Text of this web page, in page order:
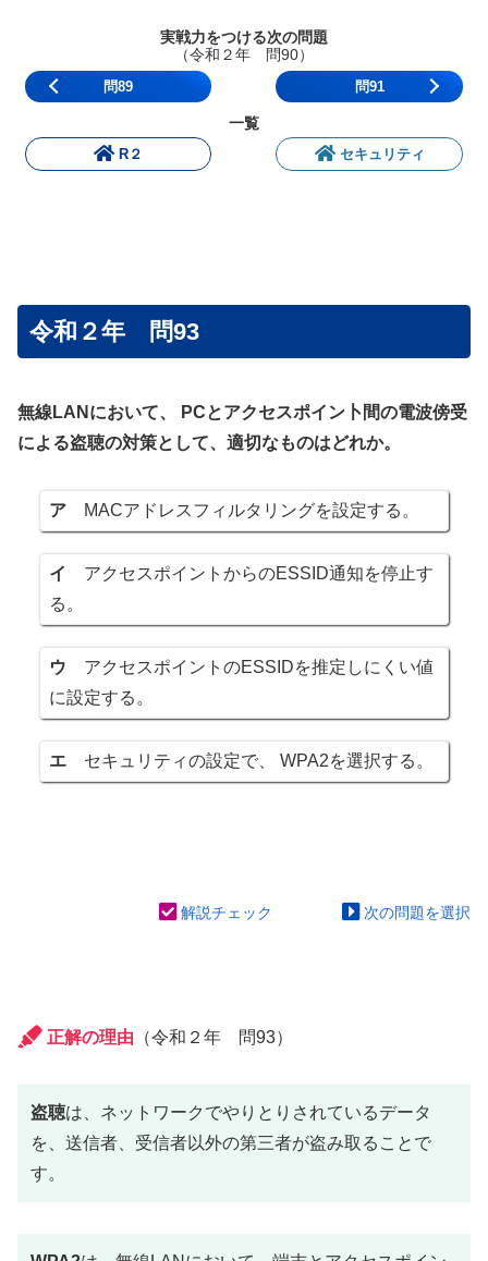
実戦力をつける次の問題
（令和２年 問90）
問89 問91
一覧
R２ セキュリティ
令和２年 問93
無線LANにおいて、 PCとアクセスポイン卜間の電波傍受
による盗聴の対策として、適切なものはどれか。
ア MACアドレスフィルタリングを設定する。
イ
アクセスポイントからのESSID通知を停止す
る。
ウ アクセスポイントのESSIDを推定しにくい値
に設定する。
エ セキュリティの設定で、 WPA2を選択する。
解説チェック 次の問題を選択
正解の理由 （令和２年 問93）
盗聴は、ネットワークでやりとりされているデータ
を、送信者、受信者以外の第三者が盗み取ることで
す。